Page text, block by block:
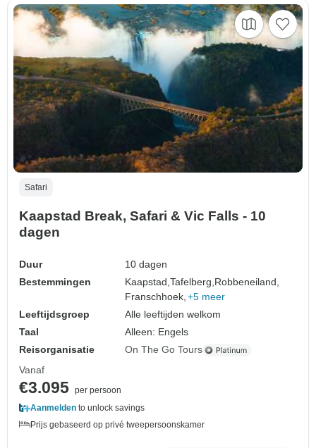
Safari
Kaapstad Break, Safari & Vic Falls - 10
dagen
Duur
10 dagen
Bestemmingen
Kaapstad,Tafelberg,Robbeneiland,
Franschhoek, +5 meer
Leeftijdsgroep
Alle leeftijden welkom
Taal
Alleen: Engels
Reisorganisatie
On The Go Tours
Vanaf
€3.095 per persoon
Aanmelden to unlock savings
Prijs gebaseerd op privé tweepersoonskamer